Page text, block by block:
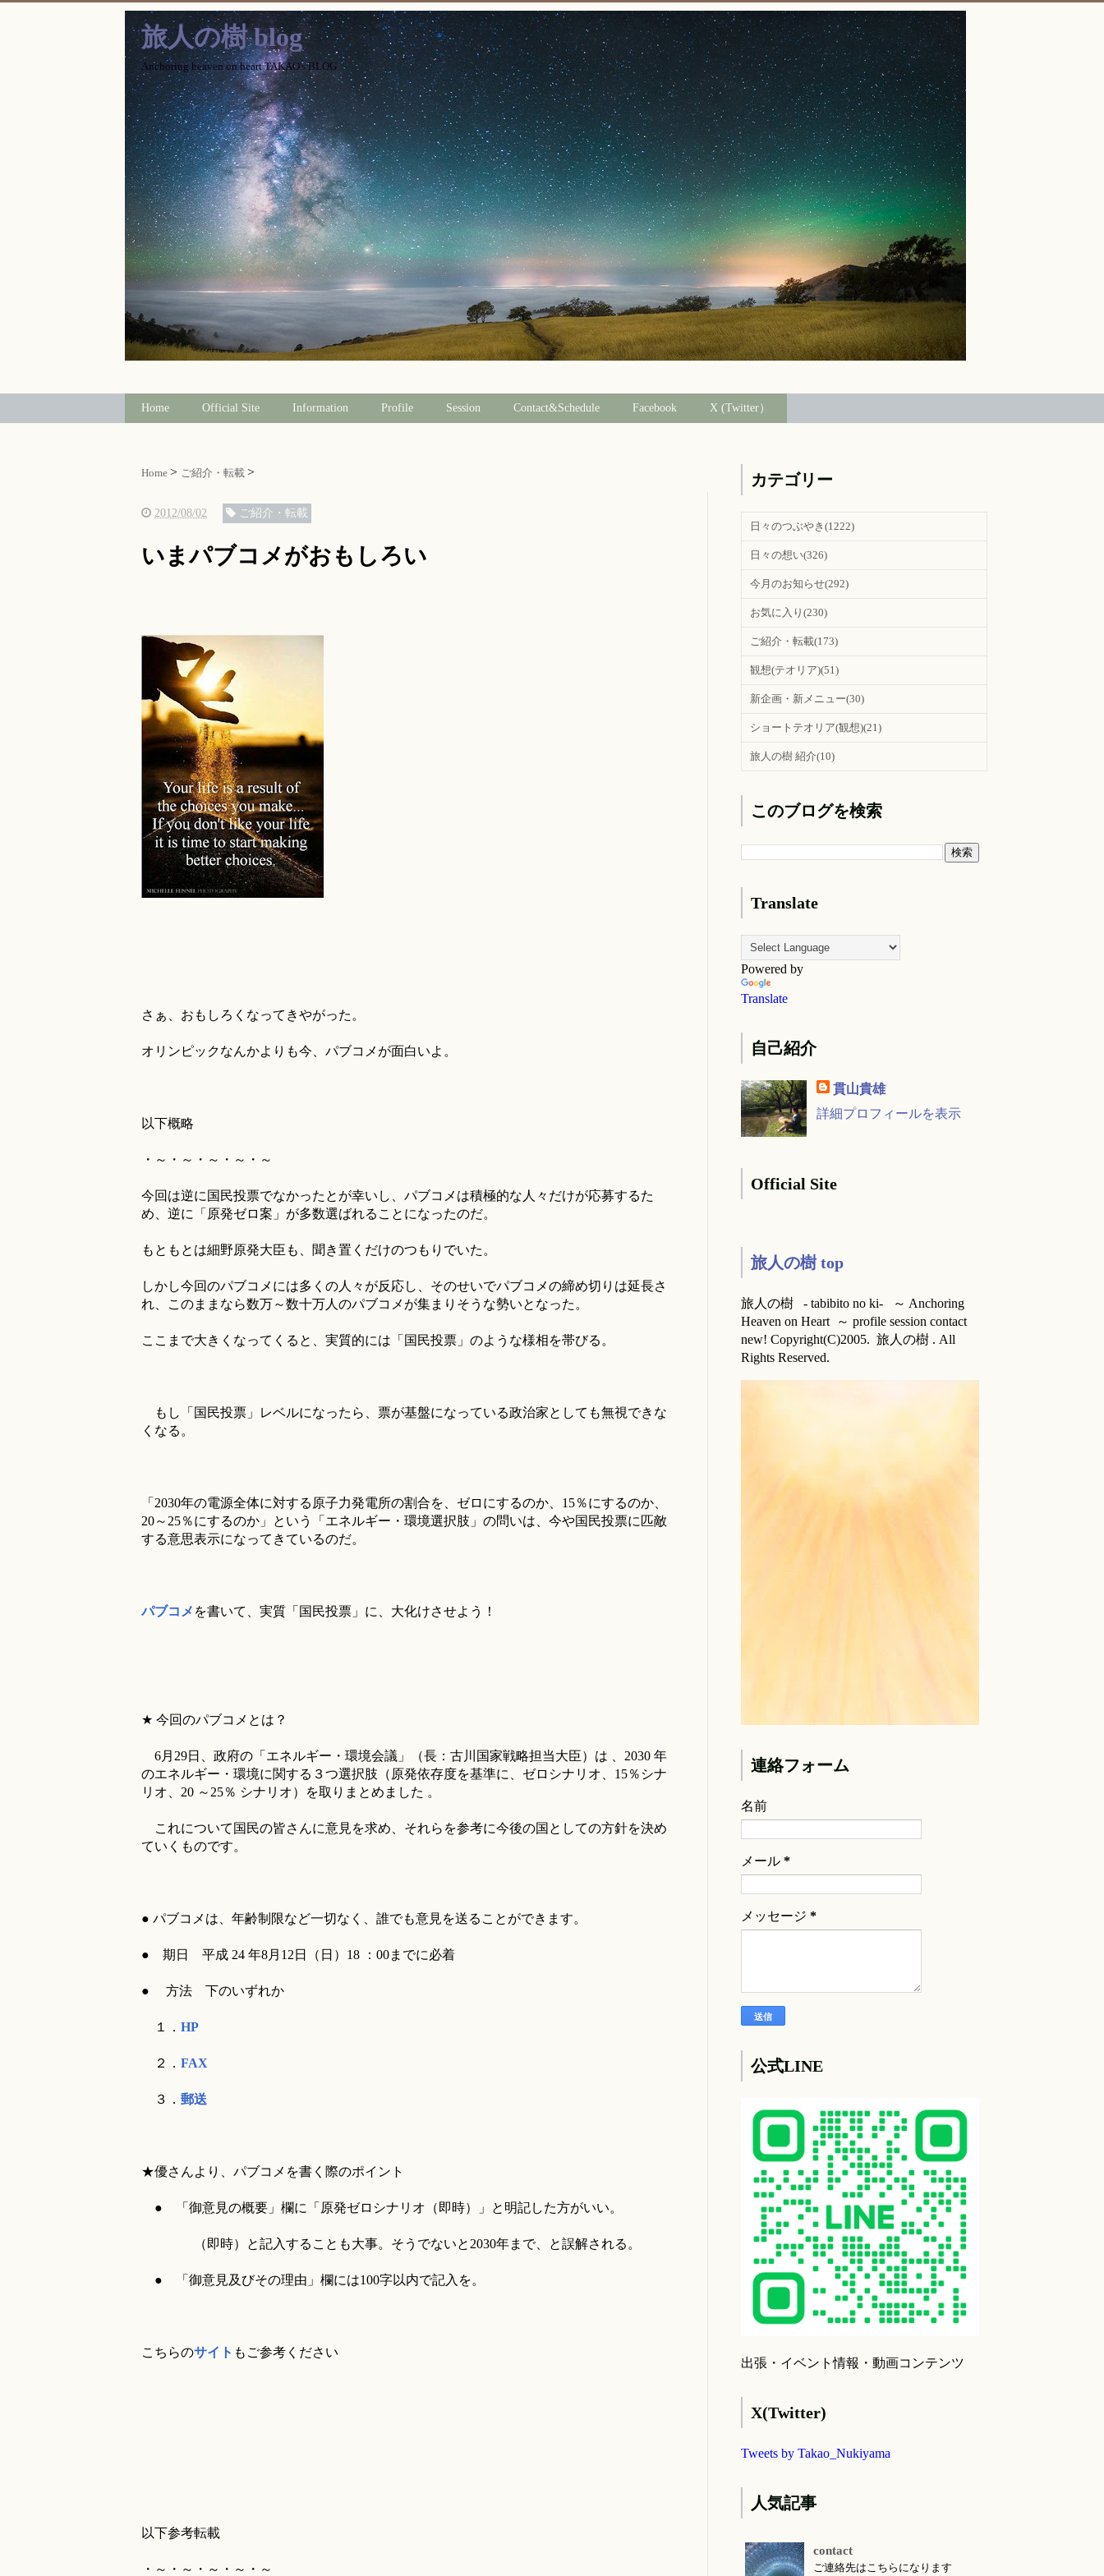
旅人の樹 blog
Anchoring heaven on heart TAKAO's BLOG
Home Official Site Information Profile Session Contact&Schedule Facebook X (Twitter）
Home ご紹介・転載
2012/08/02 ご紹介・転載
いまパブコメがおもしろい
さぁ、おもしろくなってきやがった。
オリンピックなんかよりも今、パブコメが面白いよ。
以下概略
・～・～・～・～・～
今回は逆に国民投票でなかったとが幸いし、パブコメは積極的な人々だけが応募するた
め、逆に「原発ゼロ案」が多数選ばれることになったのだ。
もともとは細野原発大臣も、聞き置くだけのつもりでいた。
しかし今回のパブコメには多くの人々が反応し、そのせいでパブコメの締め切りは延長さ
れ、このままなら数万～数十万人のパブコメが集まりそうな勢いとなった。
ここまで大きくなってくると、実質的には「国民投票」のような様相を帯びる。
もし「国民投票」レベルになったら、票が基盤になっている政治家としても無視できな
くなる。
「2030年の電源全体に対する原子力発電所の割合を、ゼロにするのか、15％にするのか、
20～25％にするのか」という「エネルギー・環境選択肢」の問いは、今や国民投票に匹敵
する意思表示になってきているのだ。
パブコメ を書いて、実質「国民投票」に、大化けさせよう！
★ 今回のパブコメとは？
6月29日、政府の「エネルギー・環境会議」（長：古川国家戦略担当大臣）は 、2030 年
のエネルギー・環境に関する３つ選択肢（原発依存度を基準に、ゼロシナリオ、15％シナ
リオ、20 ～25％ シナリオ）を取りまとめました 。
これについて国民の皆さんに意見を求め、それらを参考に今後の国としての方針を決め
ていくものです。
● パブコメは、年齢制限など一切なく、誰でも意見を送ることができます。
● 期日 平成 24 年8月12日（日）18 ：00までに必着
● 方法 下のいずれか
１． HP
２． FAX
３． 郵送
★優さんより、パブコメを書く際のポイント
● 「御意見の概要」欄に「原発ゼロシナリオ（即時）」と明記した方がいい。
（即時）と記入することも大事。そうでないと2030年まで、と誤解される。
● 「御意見及びその理由」欄には100字以内で記入を。
こちらのサイト もご参考ください
以下参考転載
・～・～・～・～・～
カテゴリー
日々のつぶやき (1222)
日々の想い(326)
今月のお知らせ(292)
お気に入り (230)
ご紹介・転載(173)
観想(テオリア)(51)
新企画・新メニュー(30)
ショートテオリア(観想)(21)
旅人の樹 紹介(10)
このブログを検索
Translate
Powered by
Translate
自己紹介
貫山貴雄
詳細プロフィールを表示
Official Site
旅人の樹 top
旅人の樹 - tabibito no ki- ～ Anchoring
Heaven on Heart ～ profile session contact
new! Copyright(C)2005. 旅人の樹 . All
Rights Reserved.
連絡フォーム
名前
メール *
メッセージ *
公式LINE
出張・イベント情報・動画コンテンツ
X(Twitter)
Tweets by Takao_Nukiyama
人気記事
contact
ご連絡先はこちらになります